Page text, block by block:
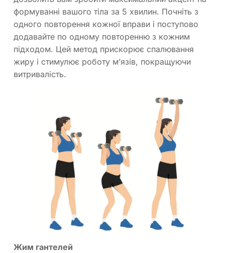
формуванні вашого тіла за 5 хвилин. Почніть з
одного повторення кожної вправи і поступово
додавайте по одному повторенню з кожним
підходом. Цей метод прискорює спалювання
жиру і стимулює роботу м’язів, покращуючи
витривалість.
Жим гантелей